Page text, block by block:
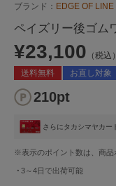
ブランド： EDGE OF LINE
ペイズリー後ゴム
¥23,100 （税込）
送料無料
お直し対象
210pt
さらにタカシマヤカー
※表示のポイント数は、商品
3～4日 で出荷可能